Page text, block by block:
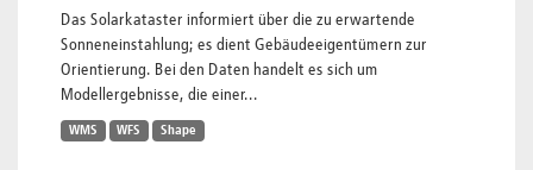
Das Solarkataster informiert über die zu erwartende
Sonneneinstahlung; es dient Gebäudeeigentümern zur
Orientierung. Bei den Daten handelt es sich um
Modellergebnisse, die einer...
WMS WFS Shape